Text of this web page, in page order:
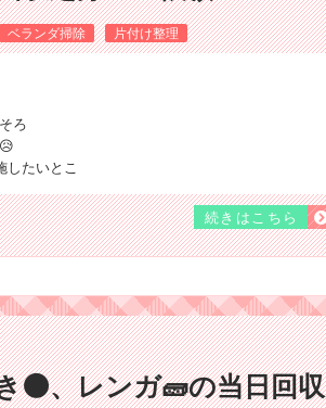
ベランダ掃除 片付け整理
ろ
したいとこ
続きはこちら
🌑、レンガ🧱の当日回収